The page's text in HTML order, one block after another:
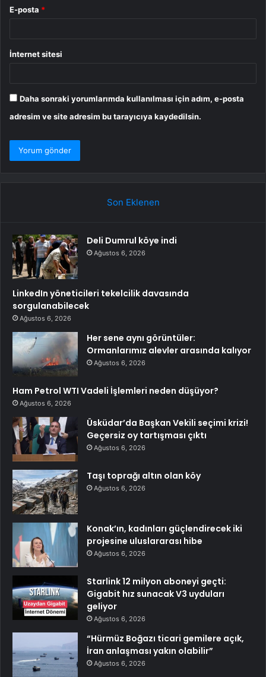
E-posta *
İnternet sitesi
Daha sonraki yorumlarımda kullanılması için adım, e-posta
adresim ve site adresim bu tarayıcıya kaydedilsin.
Son Eklenen
Deli Dumrul köye indi
Ağustos 6, 2026
LinkedIn yöneticileri tekelcilik davasında
sorgulanabilecek
Ağustos 6, 2026
Her sene aynı görüntüler:
Ormanlarımız alevler arasında kalıyor
Ağustos 6, 2026
Ham Petrol WTI Vadeli İşlemleri neden düşüyor?
Ağustos 6, 2026
Üsküdar’da Başkan Vekili seçimi krizi!
Geçersiz oy tartışması çıktı
Ağustos 6, 2026
Taşı toprağı altın olan köy
Ağustos 6, 2026
Konak’ın, kadınları güçlendirecek iki
projesine uluslararası hibe
Ağustos 6, 2026
Starlink 12 milyon aboneyi geçti:
Gigabit hız sunacak V3 uyduları
geliyor
Ağustos 6, 2026
“Hürmüz Boğazı ticari gemilere açık,
İran anlaşması yakın olabilir”
Ağustos 6, 2026